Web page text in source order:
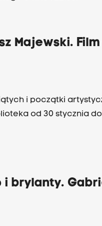
Majewski. Film
i początki
od 30 stycznia do
i brylanty.